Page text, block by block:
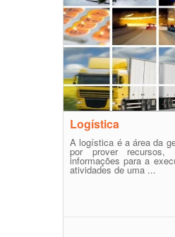
Logística
A logística é a área da
por prover recursos,
informações para a
atividades de uma ...